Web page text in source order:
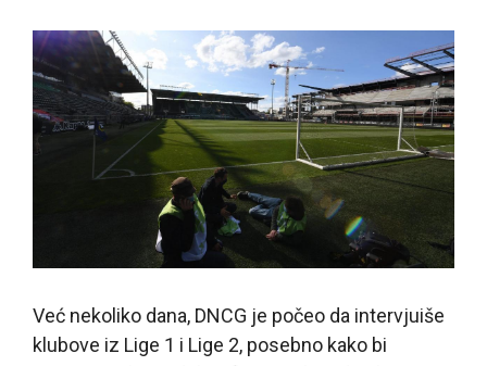
Već nekoliko dana, DNCG je počeo da intervjuiše
klubove iz Lige 1 i Lige 2, posebno kako bi